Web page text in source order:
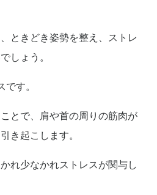
ときどき姿勢を整え、ストレ
しょう。
す。
とで、肩や首の周りの筋肉が
き起こします。
れ少なかれストレスが関与し